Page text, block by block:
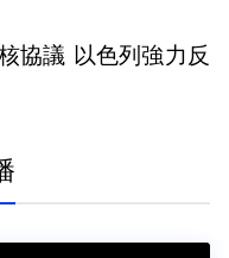
協議 以色列強力反